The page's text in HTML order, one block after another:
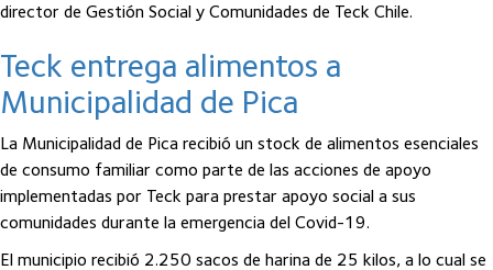
director de Gestión Social y Comunidades de Teck Chile.
Teck entrega alimentos a
Municipalidad de Pica
La Municipalidad de Pica recibió un stock de alimentos esenciales
de consumo familiar como parte de las acciones de apoyo
implementadas por Teck para prestar apoyo social a sus
comunidades durante la emergencia del Covid-19.
El municipio recibió 2.250 sacos de harina de 25 kilos, a lo cual se